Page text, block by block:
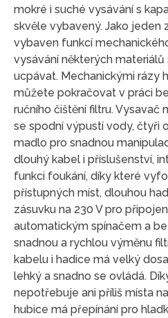
mokré i suché vysávání s
skvěle vybavený. Jako jeden
vybaven funkcí
vysávání některých materiálů
ucpávat. Mechanickými rázy
můžete pokračovat v práci
ručního čištění filtru. Vysavač
se spodní výpustí vody, čtyři
madlo pro snadnou
dlouhý kabel i příslušenství,
funkci foukání, díky které
přístupných míst, dlouhou
zásuvku na 230 V pro
automatickým spínačem a
snadnou a rychlou výměnu
kabelu i hadice má velký
lehký a snadno se ovládá.
nepotřebuje ani příliš místa
hubice má přepínání pro